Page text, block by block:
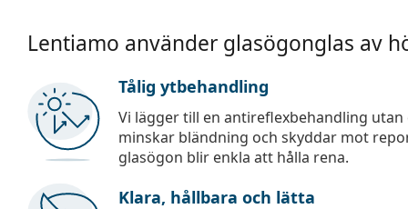
Lentiamo använder glasögonglas av
Tålig ytbehandling
Vi lägger till en antireflexbehandling
minskar bländning och skyddar mot
glasögon blir enkla att hålla rena.
Klara, hållbara och lätta